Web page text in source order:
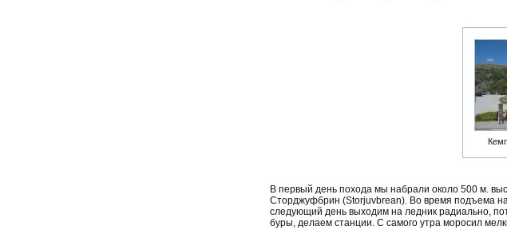
В первый день похода мы набрали около 500 м.
Сторджуфбрин (Storjuvbrean). Во время подъема
следующий день выходим на ледник радиально,
буры, делаем станции. С самого утра моросил